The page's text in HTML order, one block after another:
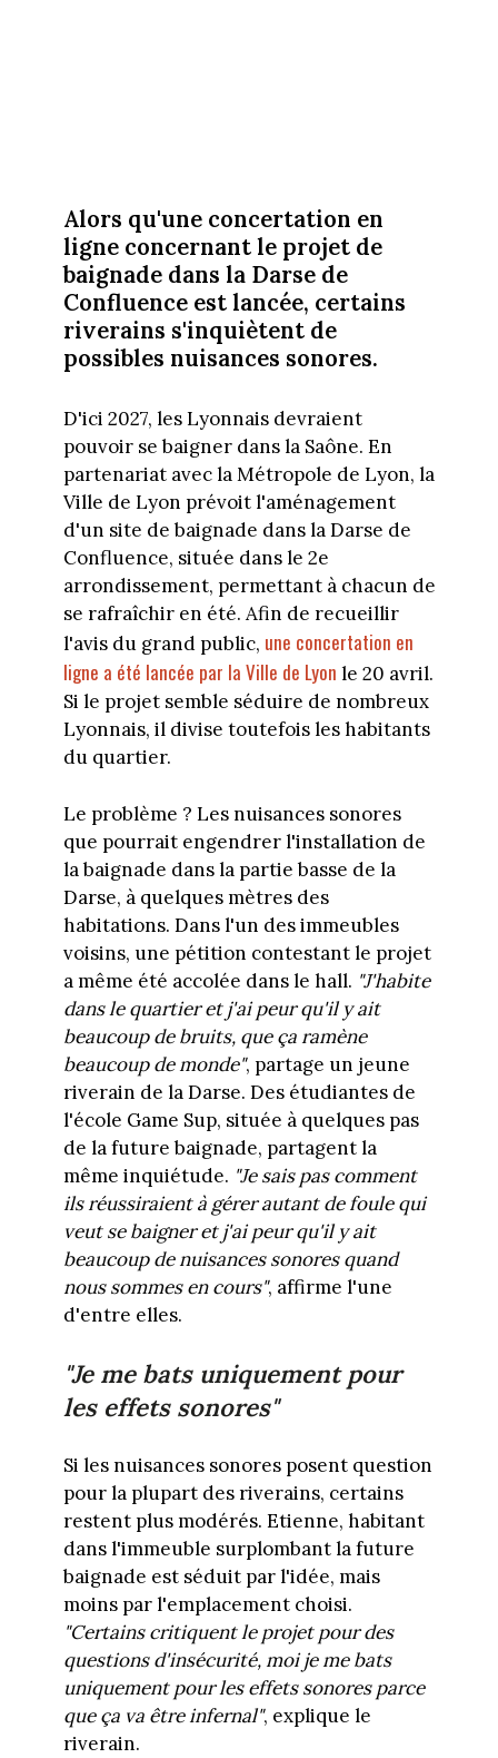
Alors qu'une concertation en
ligne concernant le projet de
baignade dans la Darse de
Confluence est lancée, certains
riverains s'inquiètent de
possibles nuisances sonores.
D'ici 2027, les Lyonnais devraient
pouvoir se baigner dans la Saône. En
partenariat avec la Métropole de Lyon, la
Ville de Lyon prévoit l'aménagement
d'un site de baignade dans la Darse de
Confluence, située dans le 2e
arrondissement, permettant à chacun de
se rafraîchir en été. Afin de recueillir
l'avis du grand public, une concertation en
ligne a été lancée par la Ville de Lyon le 20 avril.
Si le projet semble séduire de nombreux
Lyonnais, il divise toutefois les habitants
du quartier.
Le problème ? Les nuisances sonores
que pourrait engendrer l'installation de
la baignade dans la partie basse de la
Darse, à quelques mètres des
habitations. Dans l'un des immeubles
voisins, une pétition contestant le projet
a même été accolée dans le hall. "J'habite
dans le quartier et j'ai peur qu'il y ait
beaucoup de bruits, que ça ramène
beaucoup de monde", partage un jeune
riverain de la Darse. Des étudiantes de
l'école Game Sup, située à quelques pas
de la future baignade, partagent la
même inquiétude. "Je sais pas comment
ils réussiraient à gérer autant de foule qui
veut se baigner et j'ai peur qu'il y ait
beaucoup de nuisances sonores quand
nous sommes en cours", affirme l'une
d'entre elles.
"Je me bats uniquement pour
les effets sonores"
Si les nuisances sonores posent question
pour la plupart des riverains, certains
restent plus modérés. Etienne, habitant
dans l'immeuble surplombant la future
baignade est séduit par l'idée, mais
moins par l'emplacement choisi.
"Certains critiquent le projet pour des
questions d'insécurité, moi je me bats
uniquement pour les effets sonores parce
que ça va être infernal", explique le
riverain.